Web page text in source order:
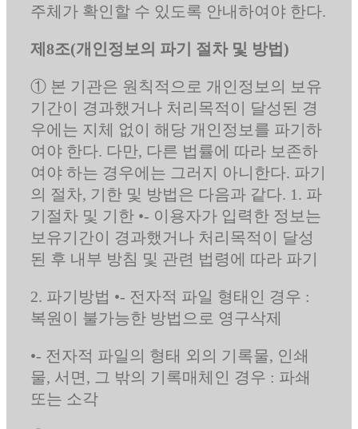
주체가 확인할 수 있도록 안내하여야 한다.
제8조(개인정보의 파기 절차 및 방법)
① 본 기관은 원칙적으로 개인정보의 보유
기간이 경과했거나 처리목적이 달성된 경
우에는 지체 없이 해당 개인정보를 파기하
여야 한다. 다만, 다른 법률에 따라 보존하
여야 하는 경우에는 그러지 아니한다. 파기
의 절차, 기한 및 방법은 다음과 같다. 1. 파
기절차 및 기한 •- 이용자가 입력한 정보는
보유기간이 경과했거나 처리목적이 달성
된 후 내부 방침 및 관련 법령에 따라 파기
2. 파기방법 •- 전자적 파일 형태인 경우 :
복원이 불가능한 방법으로 영구삭제
•- 전자적 파일의 형태 외의 기록물, 인쇄
물, 서면, 그 밖의 기록매체인 경우 : 파쇄
또는 소각